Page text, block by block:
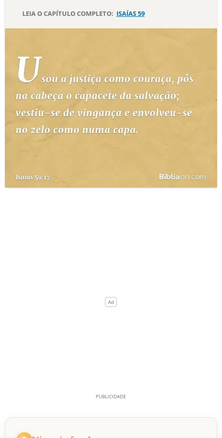
DEVOCIONAL DIÁRIO
ESTUDOS BÍBLICOS
ESBOÇOS DE PREGAÇÃO
TEMAS
PERGUNTE À BÍBLIA
QUEM SOMOS
LEIA O CAPÍTULO COMPLETO: ISAÍAS 59